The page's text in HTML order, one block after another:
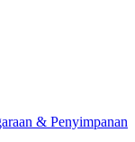
& Penyimpanan